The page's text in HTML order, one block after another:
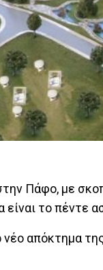
Πάφο, με
το πέντε
απόκτημα